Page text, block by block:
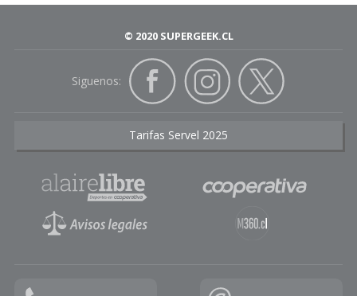
© 2020 SUPERGEEK.CL
Siguenos:
Tarifas Servel 2025